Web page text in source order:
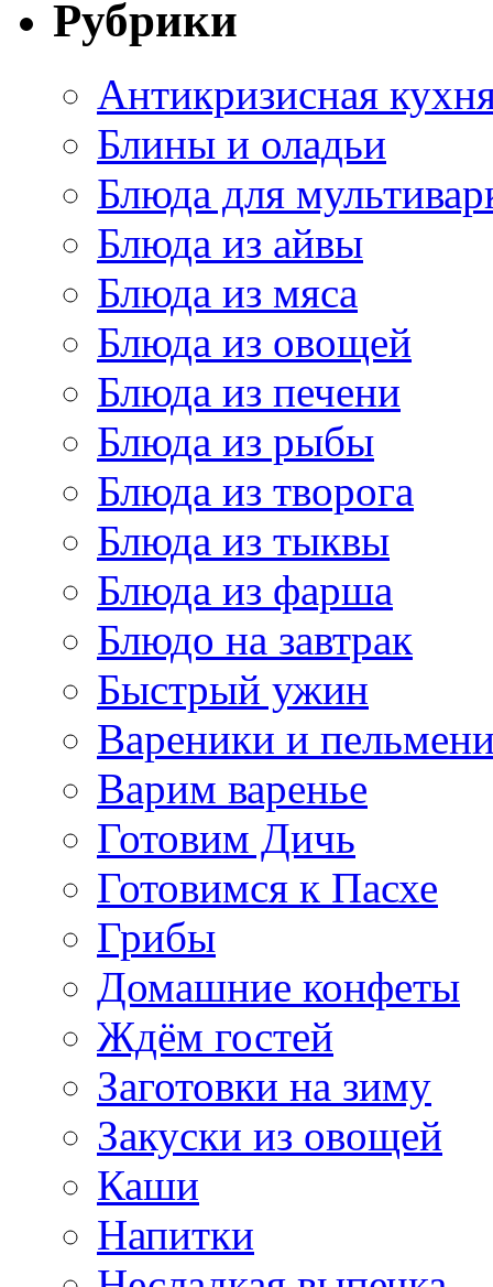
Рубрики
Антикризисная
Блины и оладьи
Блюда для
Блюда из айвы
Блюда из мяса
Блюда из овощей
Блюда из печени
Блюда из рыбы
Блюда из творога
Блюда из тыквы
Блюда из фарша
Блюдо на завтрак
Быстрый ужин
Вареники и
Варим варенье
Готовим Дичь
Готовимся к Пасхе
Грибы
Домашние конфеты
Ждём гостей
Заготовки на зиму
Закуски из овощей
Каши
Напитки